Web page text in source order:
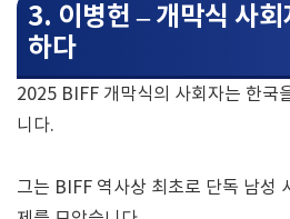
3. 이병헌 – 개막식 사회
하다
2025 BIFF 개막식의 사회자는 한국
니다.
그는 BIFF 역사상 최초로 단독 남성